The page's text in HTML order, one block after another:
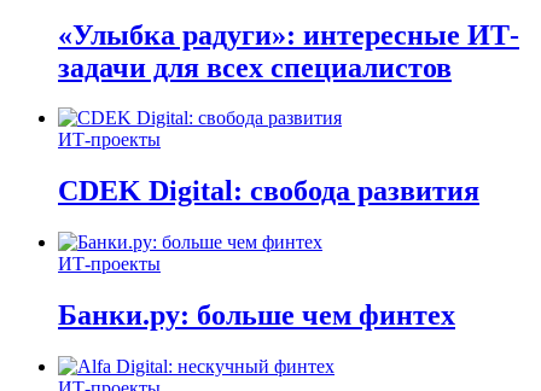
«Улыбка радуги»: интересные ИТ-
задачи для всех специалистов
ИТ-проекты
CDEK Digital: свобода развития
ИТ-проекты
Банки.ру: больше чем финтех